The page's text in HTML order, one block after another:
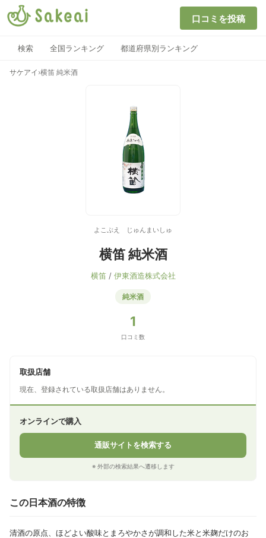
口コミを投稿
検索 全国ランキング 都道府県別ランキング
サケアイ ›横笛 純米酒
よこぶえ じゅんまいしゅ
横笛 純米酒
横笛/ 伊東酒造株式会社
純米酒
1
口コミ数
取扱店舗
現在、登録されている取扱店舗はありません。
オンラインで購入
通販サイトを検索する
※ 外部の検索結果へ遷移します
この日本酒の特徴
清酒の原点、ほどよい酸味とまろやかさが調和した米と米麹だけのお